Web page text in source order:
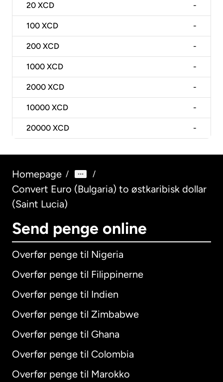
20 XCD -
100 XCD -
200 XCD -
1000 XCD -
2000 XCD -
10000 XCD -
20000 XCD -
Homepage / /
Convert Euro (Bulgaria) to østkaribisk dollar
(Saint Lucia)
Send penge online
Overfør penge til Nigeria
Overfør penge til Filippinerne
Overfør penge til Indien
Overfør penge til Zimbabwe
Overfør penge til Ghana
Overfør penge til Colombia
Overfør penge til Marokko